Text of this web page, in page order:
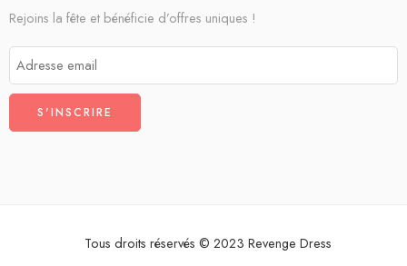
Rejoins la fête et bénéficie d’offres uniques !
Tous droits réservés © 2023 Revenge Dress